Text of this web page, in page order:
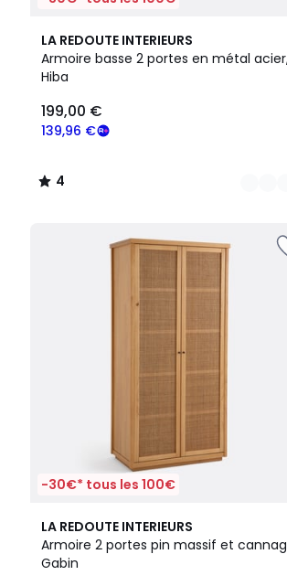
LA REDOUTE INTERIEURS
Armoire basse 2 portes en métal
Hiba
€
souscrivez
programme
139,96 €
199,00 €
4
/
5
6
Couleurs
4
/
-30€* tous les 100€
LA REDOUTE INTERIEURS
Armoire 2 portes pin massif et
Gabin
4,6
/ 5